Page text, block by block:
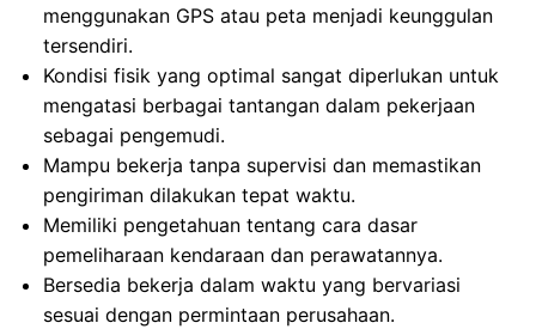
menggunakan GPS atau peta menjadi keunggulan
tersendiri.
Kondisi fisik yang optimal sangat diperlukan untuk
mengatasi berbagai tantangan dalam pekerjaan
sebagai pengemudi.
Mampu bekerja tanpa supervisi dan memastikan
pengiriman dilakukan tepat waktu.
Memiliki pengetahuan tentang cara dasar
pemeliharaan kendaraan dan perawatannya.
Bersedia bekerja dalam waktu yang bervariasi
sesuai dengan permintaan perusahaan.